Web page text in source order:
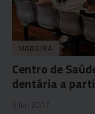
MADEIRA
Centro de
dentária a
9 Jun 20:17